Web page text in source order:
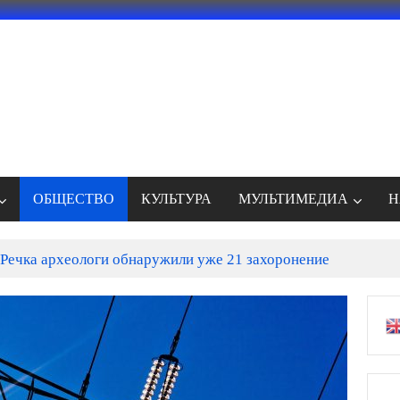
ОБЩЕСТВО КУЛЬТУРА МУЛЬТИМЕДИА
археологи обнаружили уже 21 захоронение